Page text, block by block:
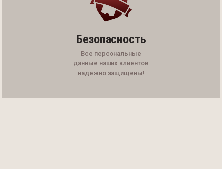
Безопасность
Все персональные
данные наших клиентов
надежно защищены!